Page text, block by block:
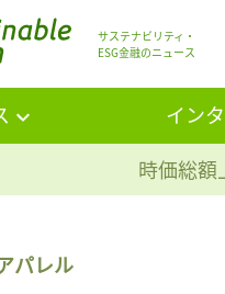
サステナビリティ・
ESG金融のニュース
イン
時価総額
パレル